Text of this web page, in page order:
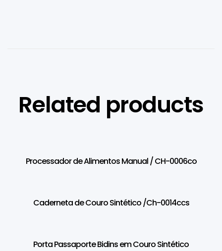
Related products
Processador de Alimentos Manual / CH-0006co
Caderneta de Couro Sintético /Ch-0014ccs
Porta Passaporte Bidins em Couro Sintético